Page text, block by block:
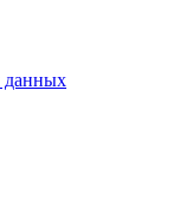
данных